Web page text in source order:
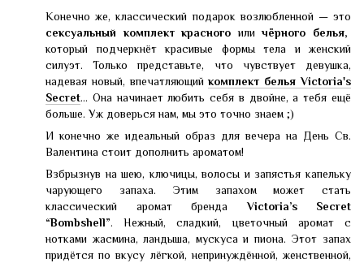
Конечно же, классический подарок возлюбленной — это
сексуальный комплект красного или чёрного белья,
который подчеркнёт красивые формы тела и женский
силуэт. Только представьте, что чувствует девушка,
надевая новый, впечатляющийкомплект белья Victoria's
Secret... Она начинает любить себя в двойне, а тебя ещё
больше. Уж доверься нам, мы это точно знаем ;)
И конечно же идеальный образ для вечера на День Св.
Валентина стоит дополнить ароматом!
Взбрызнув на шею, ключицы, волосы и запястья капельку
чарующего запаха. Этим запахом может стать
классический аромат брендаVictoria’s Secret
“Bombshell”. Нежный, сладкий, цветочный аромат с
нотками жасмина, ландыша, мускуса и пиона. Этот запах
придётся по вкусу лёгкой, непринуждённой, женственной,